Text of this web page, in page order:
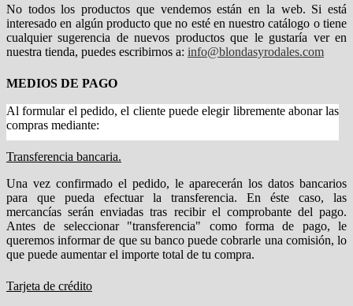
No todos los productos que vendemos están en la web. Si está
interesado en algún producto que no esté en nuestro catálogo o tiene
cualquier sugerencia de nuevos productos que le gustaría ver en
nuestra tienda, puedes escribirnos a: info@blondasyrodales.com
MEDIOS DE PAGO
Al formular el pedido, el cliente puede elegir libremente abonar las
compras mediante:
Transferencia bancaria.
Una vez confirmado el pedido, le aparecerán los datos bancarios
para que pueda efectuar la transferencia. En éste caso, las
mercancías serán enviadas tras recibir el comprobante del pago.
Antes de seleccionar "transferencia" como forma de pago, le
queremos informar de que su banco puede cobrarle una comisión, lo
que puede aumentar el importe total de tu compra.
Tarjeta de crédito